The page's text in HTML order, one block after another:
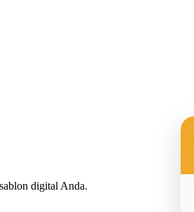
digital Anda.